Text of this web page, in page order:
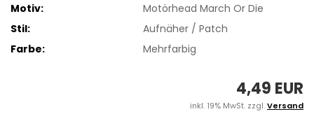
Motiv:
Motörhead March Or Die
Stil:
Aufnäher / Patch
Farbe:
Mehrfarbig
4,49 EUR
inkl. 19% MwSt. zzgl.Versand